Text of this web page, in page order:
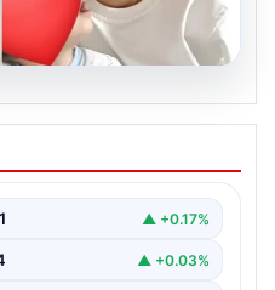
alınan
“ Erzurum’un Oltu…
▲ +0.17%
▲ +0.03%